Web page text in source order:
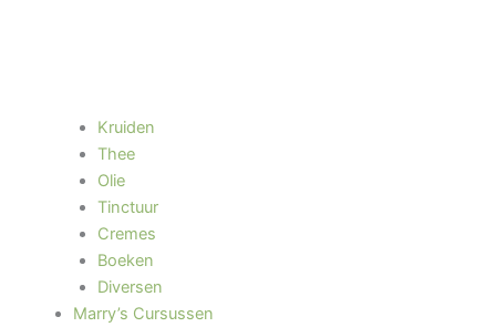
Kruiden
Thee
Olie
Tinctuur
Cremes
Boeken
Diversen
Marry’s Cursussen